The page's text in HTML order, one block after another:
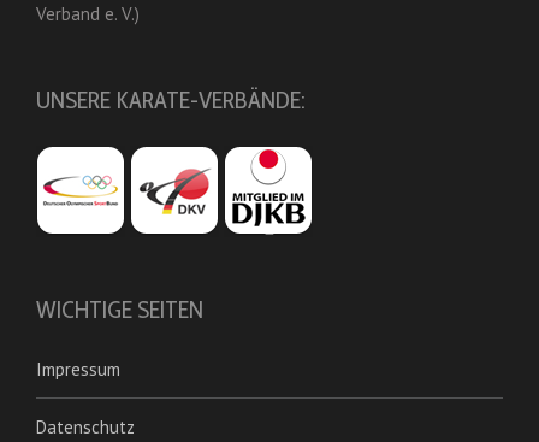
Verband e. V.)
UNSERE KARATE-VERBÄNDE:
WICHTIGE SEITEN
Impressum
Datenschutz